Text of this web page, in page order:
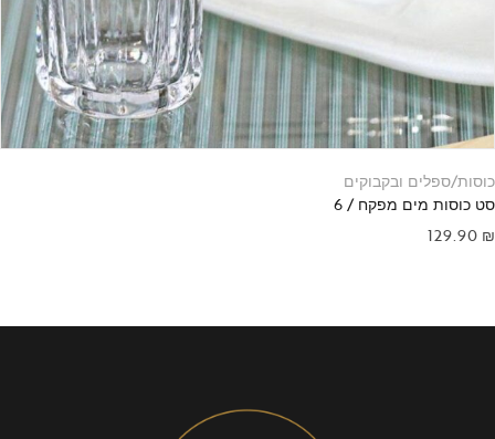
כוסות/ספלים ובקבוקים
סט כוסות מים מפקח / 6
129.90 ₪